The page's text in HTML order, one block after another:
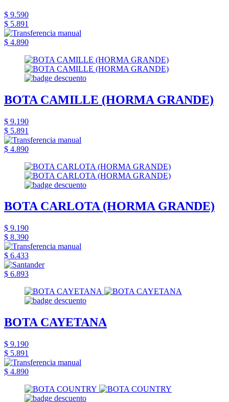
$ 9.590
$ 5.891
$ 4.890
BOTA CAMILLE (HORMA GRANDE)
$ 9.190
$ 5.891
$ 4.890
BOTA CARLOTA (HORMA GRANDE)
$ 9.190
$ 8.390
$ 6.433
$ 6.893
BOTA CAYETANA
$ 9.190
$ 5.891
$ 4.890